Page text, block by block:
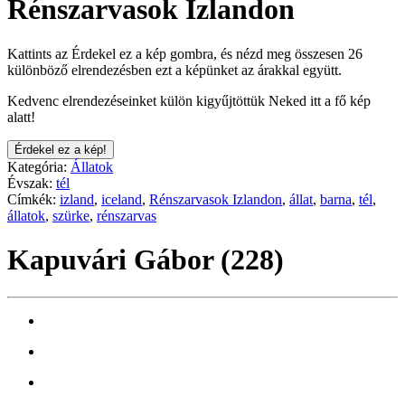
Rénszarvasok Izlandon
Kattints az Érdekel ez a kép gombra, és nézd meg összesen 26
különböző elrendezésben ezt a képünket az árakkal együtt.
Kedvenc elrendezéseinket külön kigyűjtöttük Neked itt a fő kép
alatt!
Érdekel ez a kép!
Kategória: Állatok
Évszak: tél
Címkék: izland, iceland, Rénszarvasok Izlandon, állat, barna, tél,
állatok, szürke, rénszarvas
Kapuvári Gábor (228)